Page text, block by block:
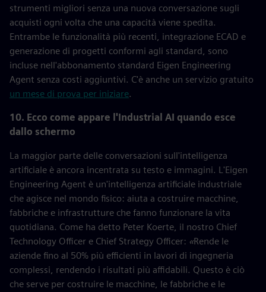
strumenti migliori senza una nuova conversazione sugli
acquisti ogni volta che una capacità viene spedita.
Entrambe le funzionalità più recenti, integrazione ECAD e
generazione di progetti conformi agli standard, sono
incluse nell'abbonamento standard Eigen Engineering
Agent senza costi aggiuntivi. C'è anche un servizio gratuito
un mese di prova per iniziare.
10. Ecco come appare l'Industrial AI quando esce
dallo schermo
La maggior parte delle conversazioni sull'intelligenza
artificiale è ancora incentrata su testo e immagini. L'Eigen
Engineering Agent è un'intelligenza artificiale industriale
che agisce nel mondo fisico: aiuta a costruire macchine,
fabbriche e infrastrutture che fanno funzionare la vita
quotidiana. Come ha detto Peter Koerte, il nostro Chief
Technology Officer e Chief Strategy Officer: «Rende le
aziende fino al 50% più efficienti in lavori di ingegneria
complessi, rendendo i risultati più affidabili. Questo è ciò
che serve per costruire le macchine, le fabbriche e le